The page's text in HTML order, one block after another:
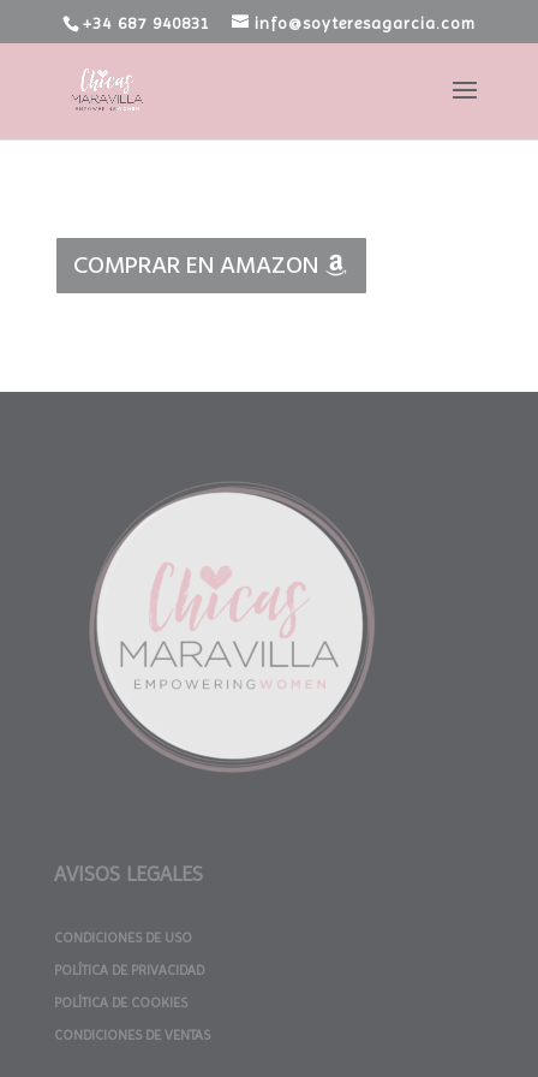
+34 687 940831 info@soyteresagarcia.com
COMPRAR EN AMAZON
AVISOS LEGALES
CONDICIONES DE USO
POLÍTICA DE PRIVACIDAD
POLÍTICA DE COOKIES
CONDICIONES DE VENTAS